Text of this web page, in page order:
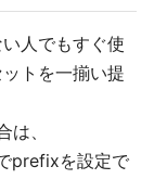
人でもすぐ使
トを一揃い提
、
prefixを設定で